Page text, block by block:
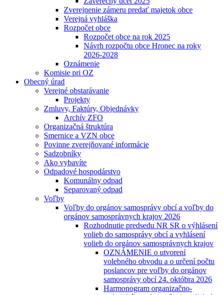
Zverejnenie zámeru predať majetok obce
Verejná vyhláška
Rozpočet obce
Rozpočet obce na rok 2025
Návrh rozpočtu obce Hronec na roky
2026-2028
Oznámenie
Komisie pri OZ
Obecný úrad
Verejné obstarávanie
Projekty
Zmluvy, Faktúry, Objednávky
Archív ZFO
Organizačná štruktúra
Smernice a VZN obce
Povinne zverejňované informácie
Sadzobníky
Ako vybavíte
Odpadové hospodárstvo
Komunálny odpad
Separovaný odpad
Voľby
Voľby do orgánov samosprávy obcí a voľby do
orgánov samosprávnych krajov 2026
Rozhodnutie predsedu NR SR o výhlásení
volieb do samosprávy obcí a vyhlásení
volieb do orgánov samosprávnych krajov
OZNÁMENIE o utvorení
volebného obvodu a o určení počtu
poslancov pre voľby do orgánov
samosprávy obcí 24. októbra 2026
Harmonogram organizačno-